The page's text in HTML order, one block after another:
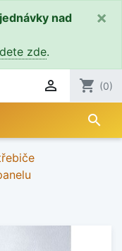
nad
zde.
×
 shopping_cart (0)
search